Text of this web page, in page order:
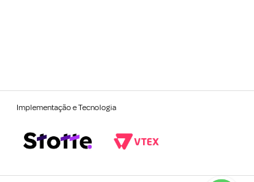
Implementação e Tecnologia